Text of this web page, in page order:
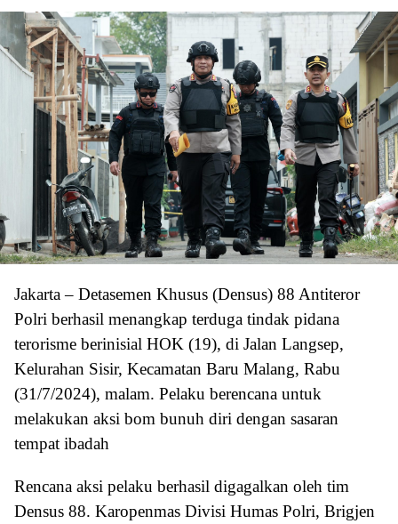
Jakarta – Detasemen Khusus (Densus) 88 Antiteror
Polri berhasil menangkap terduga tindak pidana
terorisme berinisial HOK (19), di Jalan Langsep,
Kelurahan Sisir, Kecamatan Baru Malang, Rabu
(31/7/2024), malam. Pelaku berencana untuk
melakukan aksi bom bunuh diri dengan sasaran
tempat ibadah
Rencana aksi pelaku berhasil digagalkan oleh tim
Densus 88. Karopenmas Divisi Humas Polri, Brigjen